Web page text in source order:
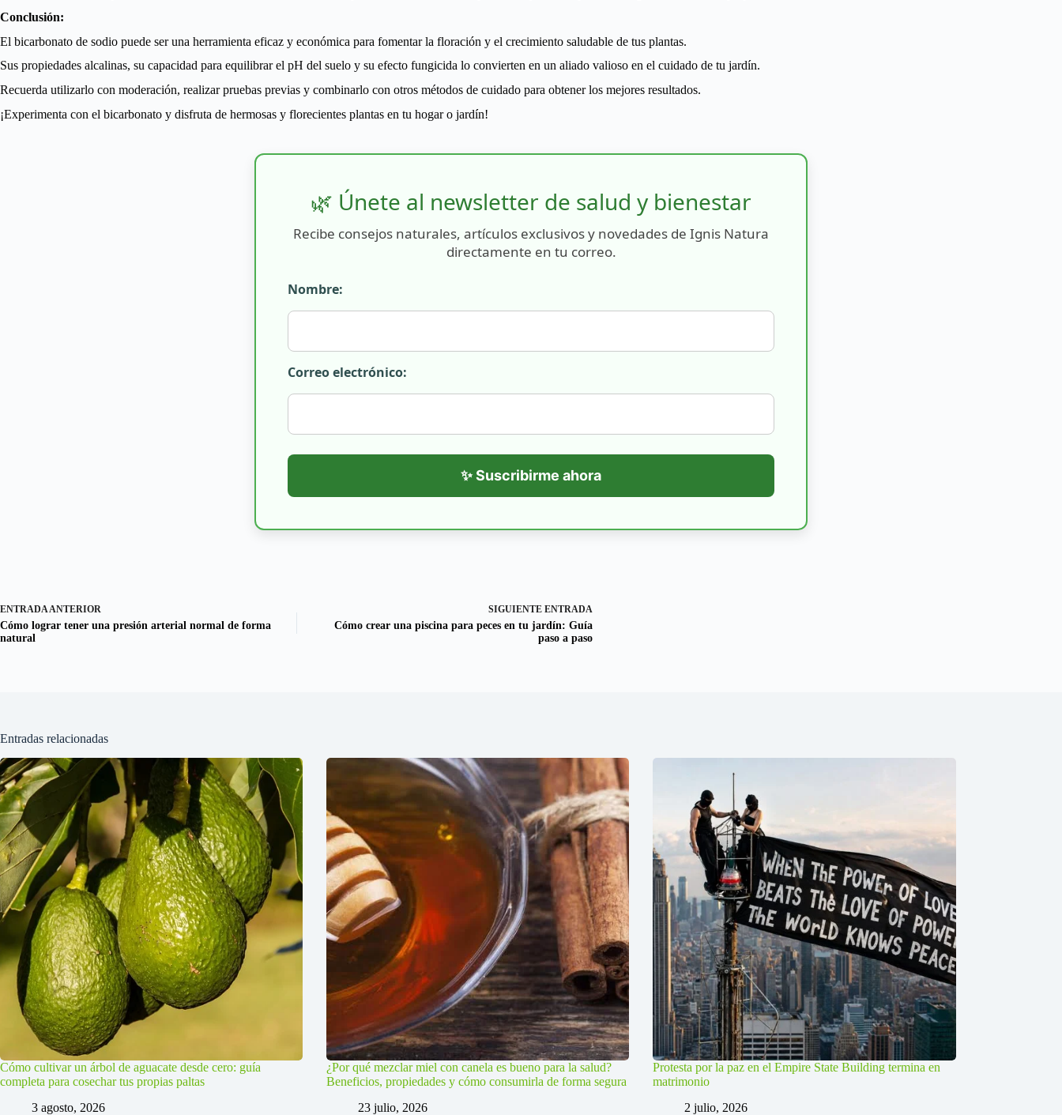
Conclusión:
El bicarbonato de sodio puede ser una herramienta eficaz y económica para fomentar la floración y el crecimiento saludable de tus plantas.
Sus propiedades alcalinas, su capacidad para equilibrar el pH del suelo y su efecto fungicida lo convierten en un aliado valioso en el cuidado de tu jardín.
Recuerda utilizarlo con moderación, realizar pruebas previas y combinarlo con otros métodos de cuidado para obtener los mejores resultados.
¡Experimenta con el bicarbonato y disfruta de hermosas y florecientes plantas en tu hogar o jardín!
🌿 Únete al newsletter de salud y bienestar
Recibe consejos naturales, artículos exclusivos y novedades de Ignis Natura
directamente en tu correo.
Nombre:
Correo electrónico:
✨ Suscribirme ahora
ENTRADAANTERIOR
Cómo lograr tener una presión arterial normal de forma
natural
SIGUIENTE ENTRADA
Cómo crear una piscina para peces en tu jardín: Guía
paso a paso
Entradas relacionadas
Cómo cultivar un árbol de aguacate desde cero: guía
completa para cosechar tus propias paltas
3 agosto, 2026
¿Por qué mezclar miel con canela es bueno para la salud?
Beneficios, propiedades y cómo consumirla de forma segura
23 julio, 2026
Protesta por la paz en el Empire State Building termina en
matrimonio
2 julio, 2026